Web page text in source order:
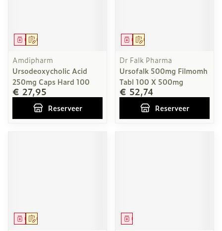
Op voorschrift
Geneesmiddel
Amdipharm
Ursodeoxycholic Acid
250mg Caps Hard 100
€ 27,95
Reserveer
Op voorschrift
Geneesmiddel
Dr Falk Pharma
Ursofalk 500mg Filmomh
Tabl 100 X 500mg
€ 52,74
Reserveer
Op voorschrift
Geneesmiddel Geneesmiddel